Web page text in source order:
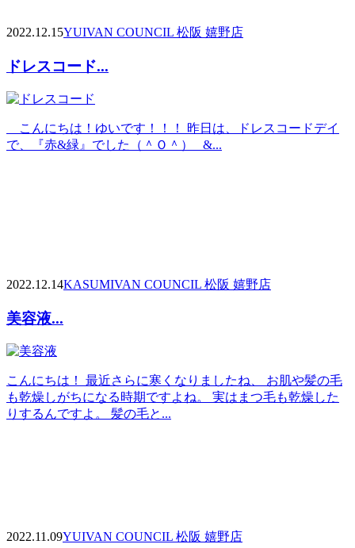
2022.12.15YUIVAN COUNCIL 松阪 嬉野店
ドレスコード...
こんにちは！ゆいです！！！ 昨日は、ドレスコードデイ
で、『赤&緑』でした（＾Ｏ＾） &...
2022.12.14KASUMIVAN COUNCIL 松阪 嬉野店
美容液...
こんにちは！ 最近さらに寒くなりましたね、 お肌や髪の毛
も乾燥しがちになる時期ですよね。 実はまつ毛も乾燥した
りするんですよ。 髪の毛と...
2022.11.09YUIVAN COUNCIL 松阪 嬉野店